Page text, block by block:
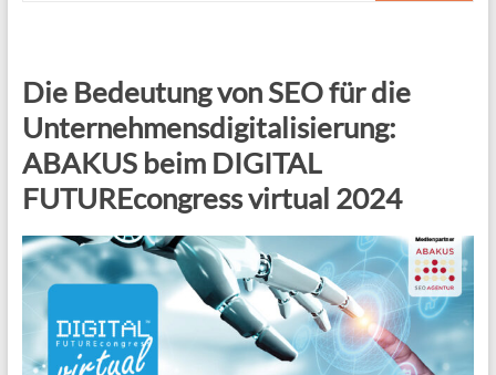
Die Bedeutung von SEO für die
Unternehmensdigitalisierung:
ABAKUS beim DIGITAL
FUTUREcongress virtual 2024